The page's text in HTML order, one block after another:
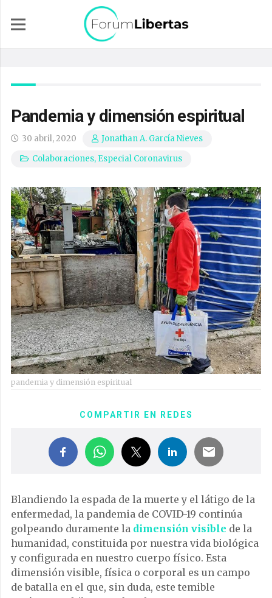
Pandemia y dimensión espiritual
30 abril, 2020
Jonathan A. García Nieves
Colaboraciones, Especial Coronavirus
pandemia y dimensión espiritual
COMPARTIR EN REDES
Blandiendo la espada de la muerte y el látigo de la
enfermedad, la pandemia de COVID-19 continúa
golpeando duramente la dimensión visible de la
humanidad, constituida por nuestra vida biológica
y configurada en nuestro cuerpo físico. Esta
dimensión visible, física o corporal es un campo
de batalla en el que, sin duda, este temible